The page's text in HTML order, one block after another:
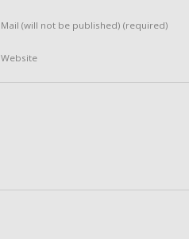
Mail (will not be published) (required)
Website